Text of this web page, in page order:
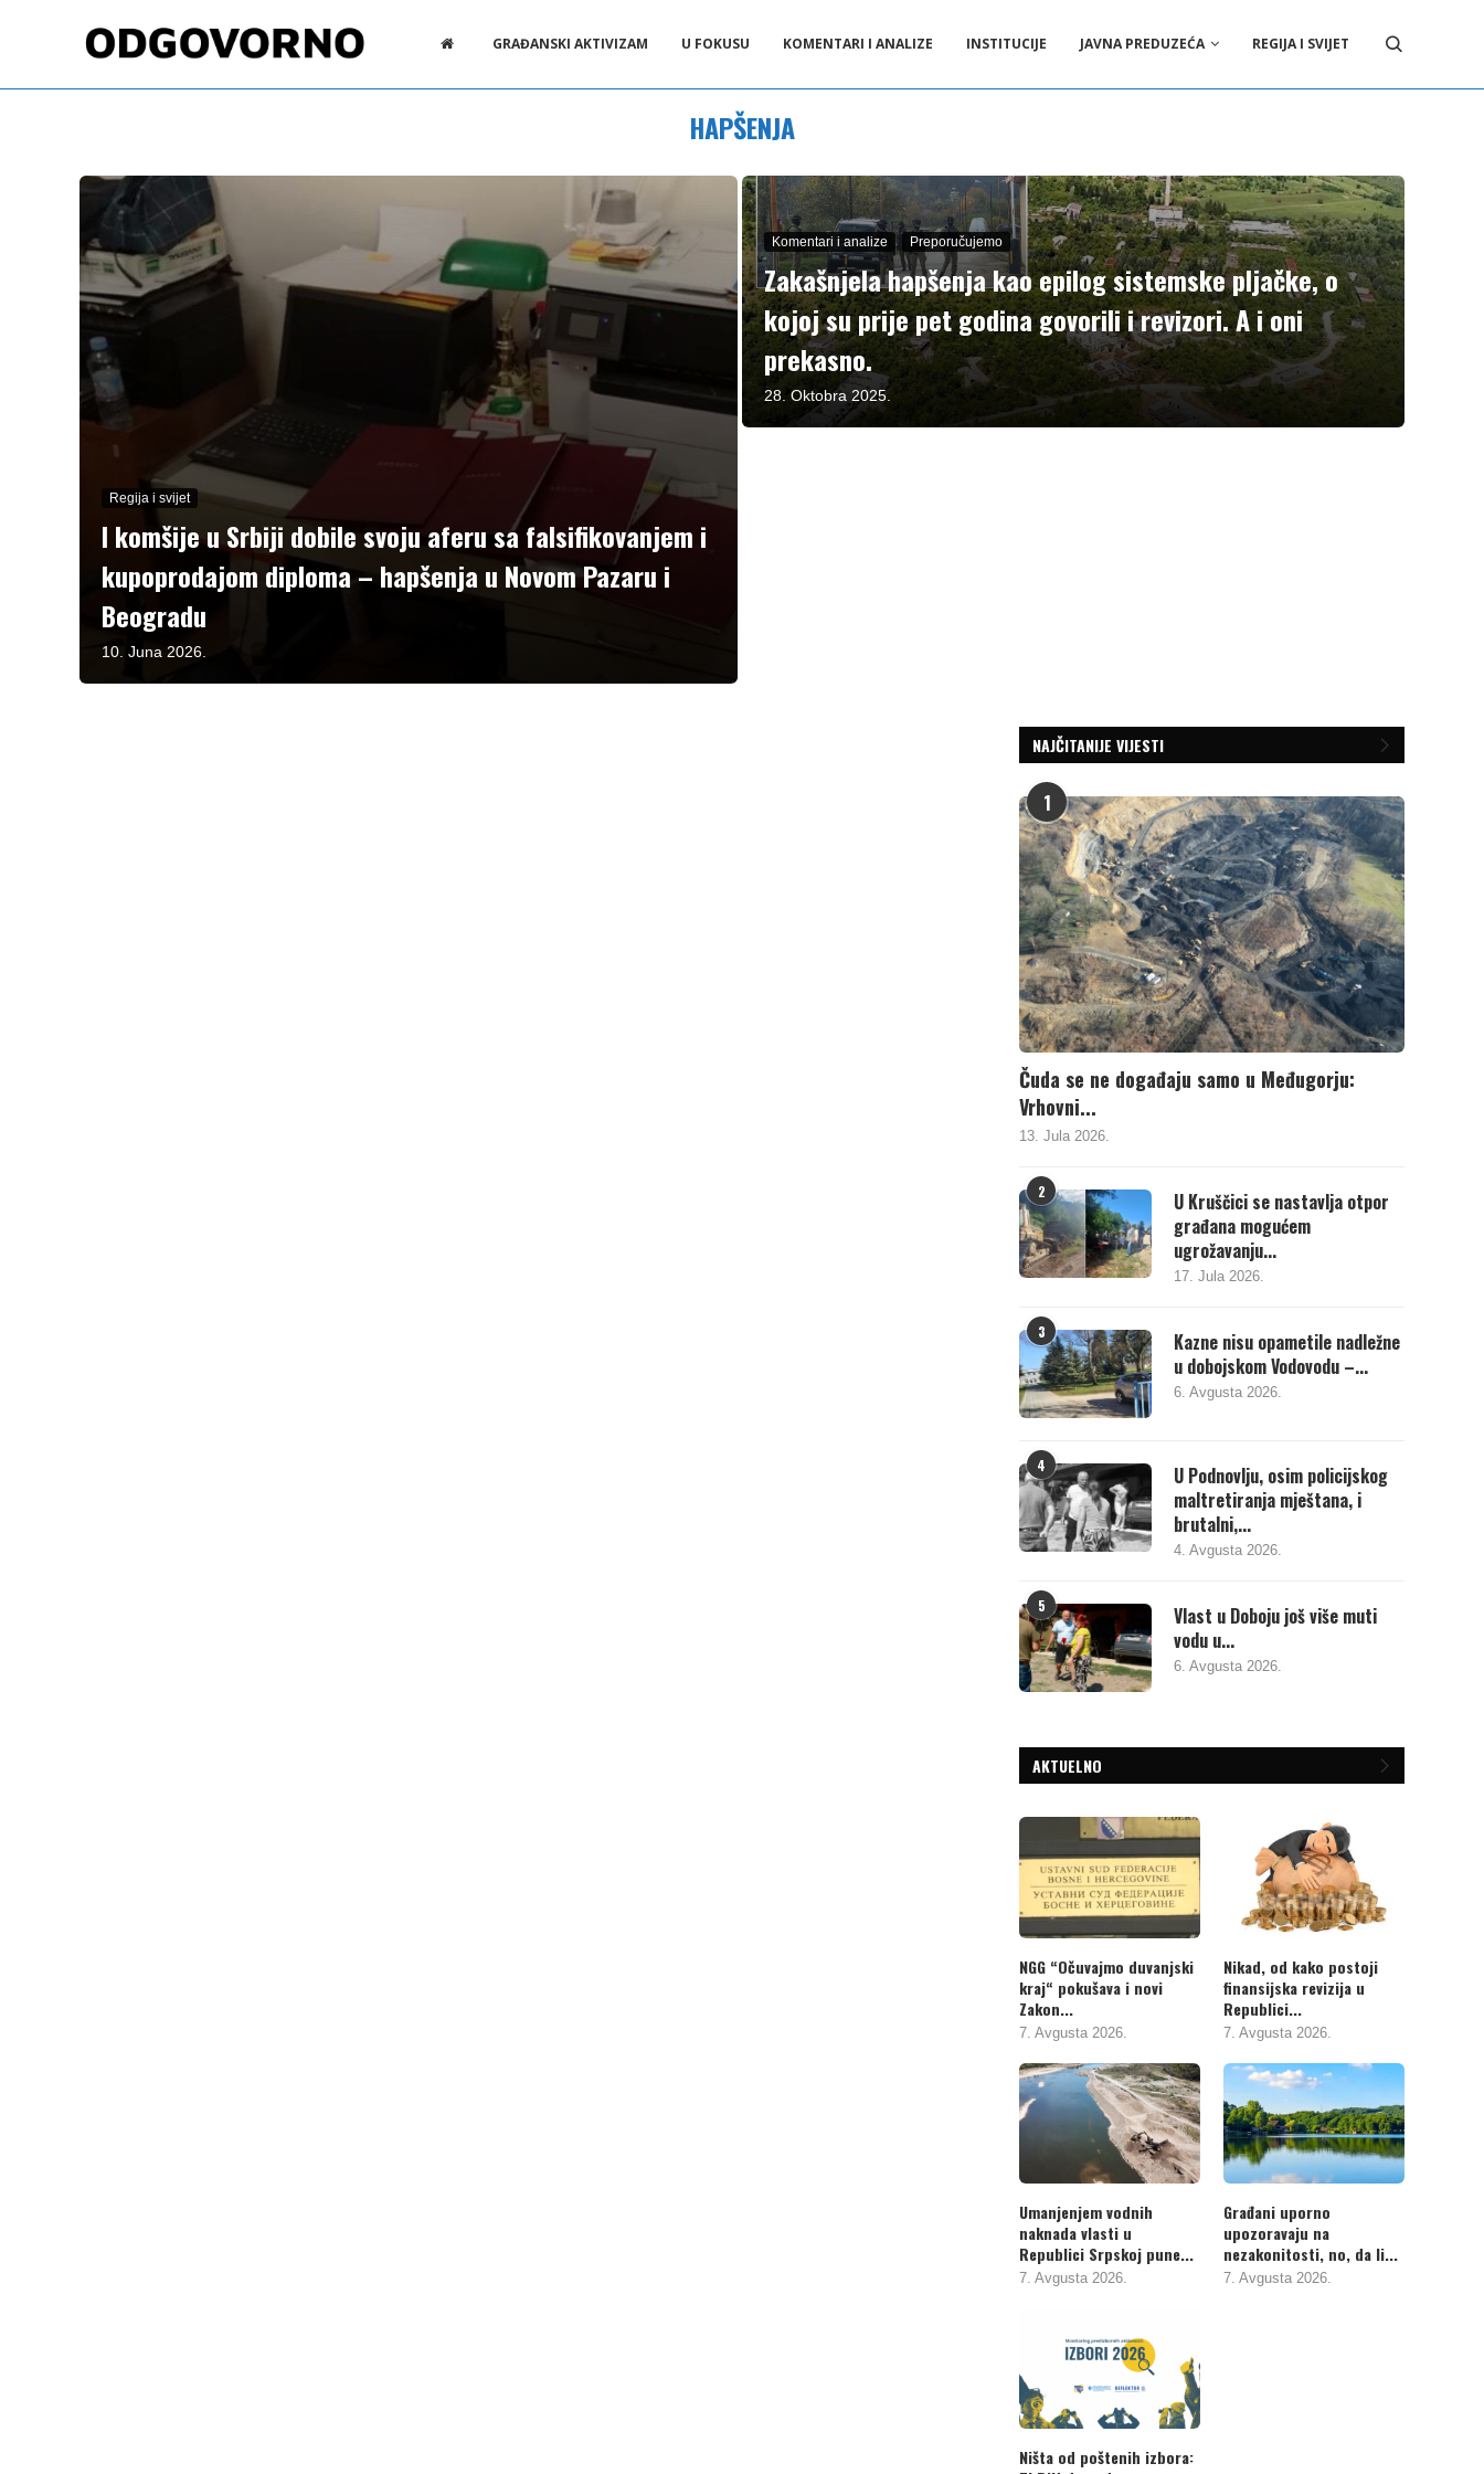
GRAĐANSKI AKTIVIZAM U FOKUSU KOMENTARI I ANALIZE INSTITUCIJE JAVNA PREDUZEĆA REGIJA I SVIJET
HAPŠENJA
Regija i svijet
I komšije u Srbiji dobile svoju aferu sa falsifikovanjem i
kupoprodajom diploma – hapšenja u Novom Pazaru i
Beogradu
10. Juna 2026.
Komentari i analize Preporučujemo
Zakašnjela hapšenja kao epilog sistemske pljačke, o
kojoj su prije pet godina govorili i revizori. A i oni
prekasno.
28. Oktobra 2025.
NAJČITANIJE VIJESTI
1
Čuda se ne događaju samo u Međugorju:
Vrhovni...
13. Jula 2026.
2
U Kruščici se nastavlja otpor
građana mogućem
ugrožavanju...
17. Jula 2026.
3
Kazne nisu opametile nadležne
u dobojskom Vodovodu –...
6. Avgusta 2026.
4
U Podnovlju, osim policijskog
maltretiranja mještana, i
brutalni,...
4. Avgusta 2026.
5
Vlast u Doboju još više muti
vodu u...
6. Avgusta 2026.
AKTUELNO
NGG “Očuvajmo duvanjski
kraj“ pokušava i novi
Zakon...
7. Avgusta 2026.
Nikad, od kako postoji
finansijska revizija u
Republici...
7. Avgusta 2026.
Umanjenjem vodnih
naknada vlasti u
Republici Srpskoj pune...
7. Avgusta 2026.
Građani uporno
upozoravaju na
nezakonitosti, no, da li...
7. Avgusta 2026.
Ništa od poštenih izbora: